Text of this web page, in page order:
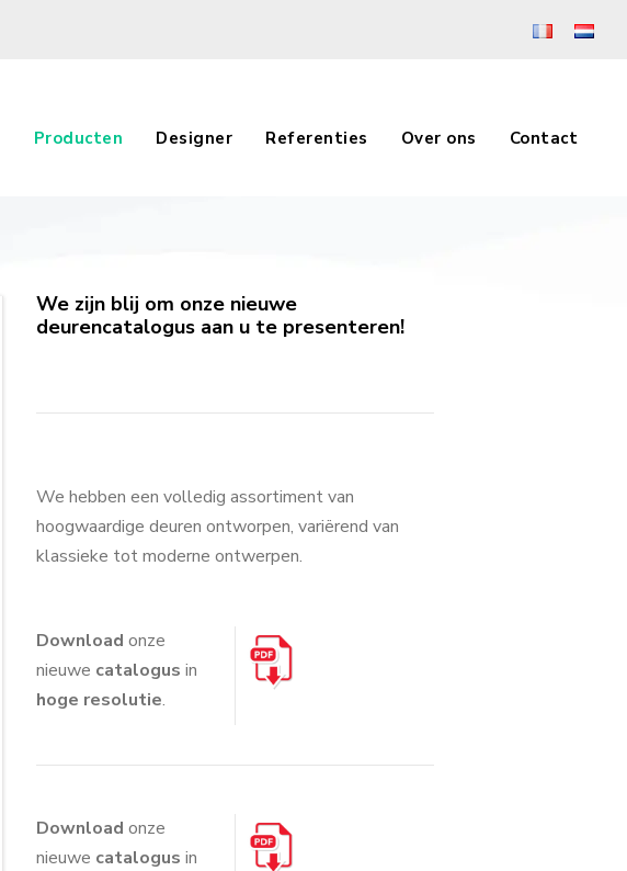
Producten Designer Referenties Over ons Contact
We zijn blij om onze nieuwe
deurencatalogus aan u te presenteren!
We hebben een volledig assortiment van
hoogwaardige deuren ontworpen, variërend van
klassieke tot moderne ontwerpen.
Download onze
nieuwe catalogus in
hoge resolutie.
Download onze
nieuwe catalogus in